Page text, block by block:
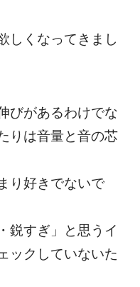
しくなってきまし
びがあるわけでな
りは音量と音の芯
り好きでないで
鋭すぎ」と思うイ
ックしていないた